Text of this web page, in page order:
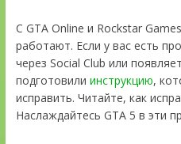
С GTA Online и Rockstar
работают. Если у вас есть
через Social Club или
подготовили инструкцию,
исправить. Читайте, как
Наслаждайтесь GTA 5 в эти